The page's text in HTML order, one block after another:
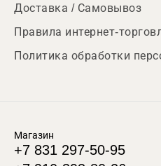
Доставка / Самовывоз
Правила интернет-
Политика обработки
Магазин
+7 831 297-50-95